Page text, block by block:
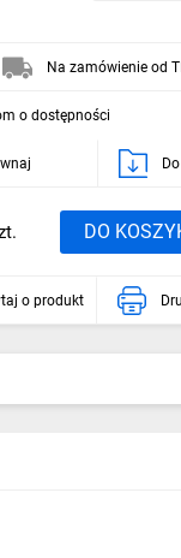
Na zamówienie od
o dostępności
DO
o produkt